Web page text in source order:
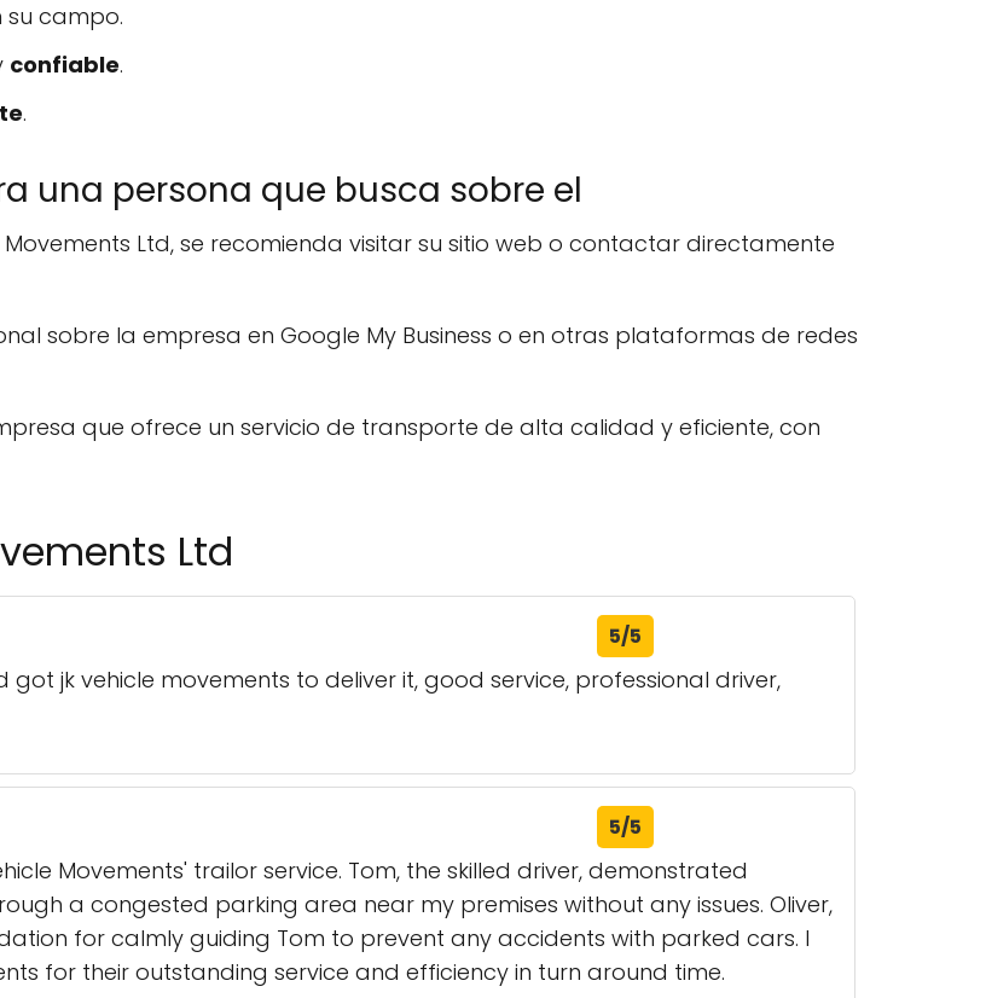
su campo.
confiable.
.
una persona que busca sobre el
Ltd, se recomienda visitar su sitio web o contactar directamente
sobre la empresa en Google My Business o en otras plataformas de redes
que ofrece un servicio de transporte de alta calidad y eficiente, con
Ltd
5/5
jk vehicle movements to deliver it, good service, professional driver,
5/5
Movements' trailor service. Tom, the skilled driver, demonstrated
a congested parking area near my premises without any issues. Oliver,
for calmly guiding Tom to prevent any accidents with parked cars. I
for their outstanding service and efficiency in turn around time.